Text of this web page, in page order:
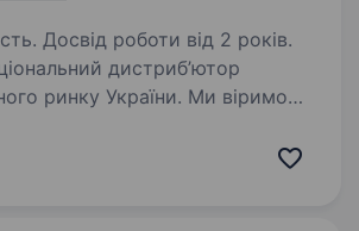
Досвід роботи від 2 років.
дистриб’ютор
ринку України. Ми віримо
мрієте про стабільну роботу